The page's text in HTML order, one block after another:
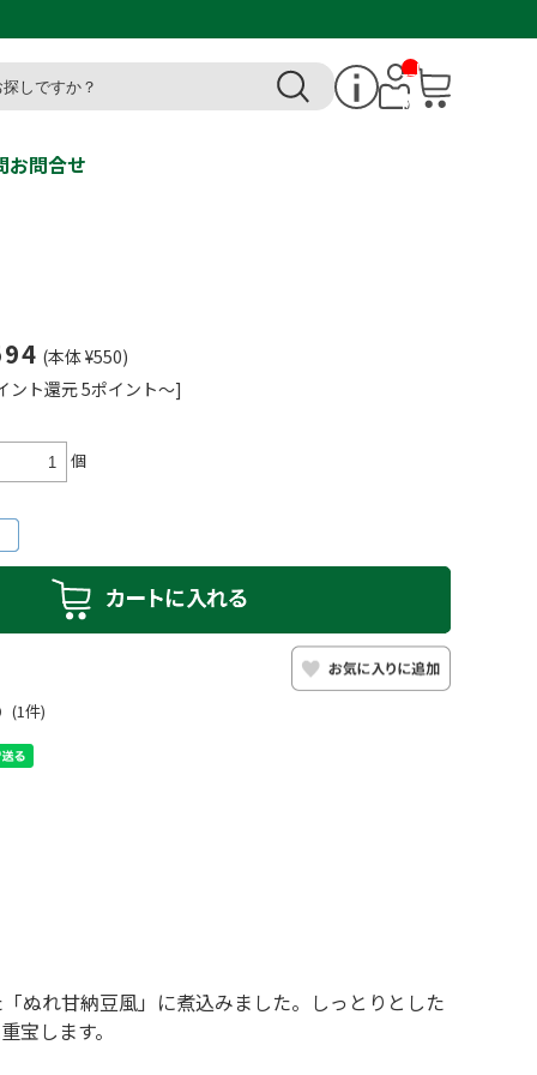
__I
T
M_
お問合せ
(本体 ¥550)
ント還元 5ポイント～]
個
(1件)
ぬれ甘納豆風」に煮込みました。しっとりとした
宝します。